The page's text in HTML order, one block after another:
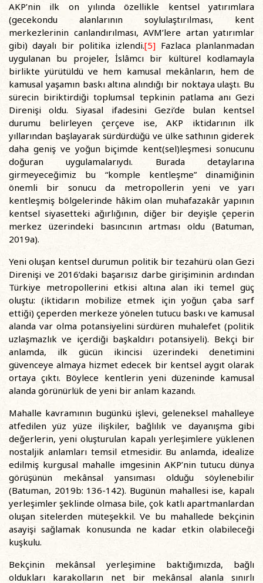
AKP’nin ilk on yılında özellikle kentsel yatırımlara
(gecekondu alanlarının soylulaştırılması, kent
merkezlerinin canlandırılması, AVM’lere artan yatırımlar
gibi) dayalı bir politika izlendi.[5] Fazlaca planlanmadan
uygulanan bu projeler, İslâmcı bir kültürel kodlamayla
birlikte yürütüldü ve hem kamusal mekânların, hem de
kamusal yaşamın baskı altına alındığı bir noktaya ulaştı. Bu
sürecin biriktirdiği toplumsal tepkinin patlama anı Gezi
Direnişi oldu. Siyasal ifadesini Gezi’de bulan kentsel
durumu belirleyen çerçeve ise, AKP iktidarının ilk
yıllarından başlayarak sürdürdüğü ve ülke sathının giderek
daha geniş ve yoğun biçimde kent(sel)leşmesi sonucunu
doğuran uygulamalarıydı. Burada detaylarına
girmeyeceğimiz bu “komple kentleşme” dinamiğinin
önemli bir sonucu da metropollerin yeni ve yarı
kentleşmiş bölgelerinde hâkim olan muhafazakâr yapının
kentsel siyasetteki ağırlığının, diğer bir deyişle çeperin
merkez üzerindeki basıncının artması oldu (Batuman,
2019a).
Yeni oluşan kentsel durumun politik bir tezahürü olan Gezi
Direnişi ve 2016’daki başarısız darbe girişiminin ardından
Türkiye metropollerini etkisi altına alan iki temel güç
oluştu: (iktidarın mobilize etmek için yoğun çaba sarf
ettiği) çeperden merkeze yönelen tutucu baskı ve kamusal
alanda var olma potansiyelini sürdüren muhalefet (politik
uzlaşmazlık ve içerdiği başkaldırı potansiyeli). Bekçi bir
anlamda, ilk gücün ikincisi üzerindeki denetimini
güvenceye almaya hizmet edecek bir kentsel aygıt olarak
ortaya çıktı. Böylece kentlerin yeni düzeninde kamusal
alanda görünürlük de yeni bir anlam kazandı.
Mahalle kavramının bugünkü işlevi, geleneksel mahalleye
atfedilen yüz yüze ilişkiler, bağlılık ve dayanışma gibi
değerlerin, yeni oluşturulan kapalı yerleşimlere yüklenen
nostaljik anlamları temsil etmesidir. Bu anlamda, idealize
edilmiş kurgusal mahalle imgesinin AKP’nin tutucu dünya
görüşünün mekânsal yansıması olduğu söylenebilir
(Batuman, 2019b: 136-142). Bugünün mahallesi ise, kapalı
yerleşimler şeklinde olmasa bile, çok katlı apartmanlardan
oluşan sitelerden müteşekkil. Ve bu mahallede bekçinin
asayişi sağlamak konusunda ne kadar etkin olabileceği
kuşkulu.
Bekçinin mekânsal yerleşimine baktığımızda, bağlı
oldukları karakolların net bir mekânsal alanla sınırlı